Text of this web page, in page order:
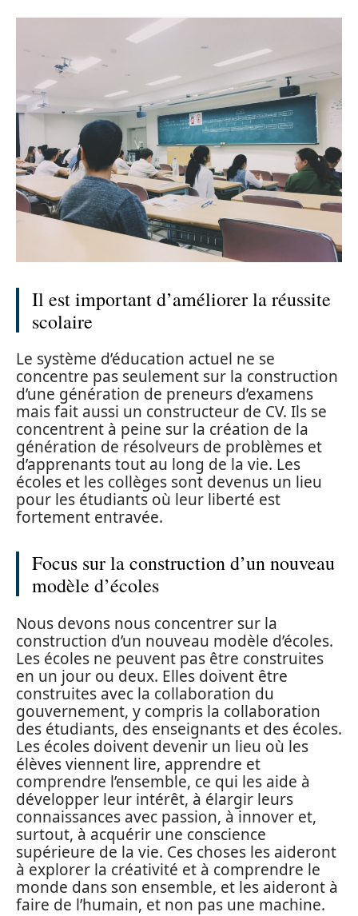
Il est important d’améliorer la réussite
scolaire
Le système d’éducation actuel ne se
concentre pas seulement sur la construction
d’une génération de preneurs d’examens
mais fait aussi un constructeur de CV. Ils se
concentrent à peine sur la création de la
génération de résolveurs de problèmes et
d’apprenants tout au long de la vie. Les
écoles et les collèges sont devenus un lieu
pour les étudiants où leur liberté est
fortement entravée.
Focus sur la construction d’un nouveau
modèle d’écoles
Nous devons nous concentrer sur la
construction d’un nouveau modèle d’écoles.
Les écoles ne peuvent pas être construites
en un jour ou deux. Elles doivent être
construites avec la collaboration du
gouvernement, y compris la collaboration
des étudiants, des enseignants et des écoles.
Les écoles doivent devenir un lieu où les
élèves viennent lire, apprendre et
comprendre l’ensemble, ce qui les aide à
développer leur intérêt, à élargir leurs
connaissances avec passion, à innover et,
surtout, à acquérir une conscience
supérieure de la vie. Ces choses les aideront
à explorer la créativité et à comprendre le
monde dans son ensemble, et les aideront à
faire de l’humain, et non pas une machine.